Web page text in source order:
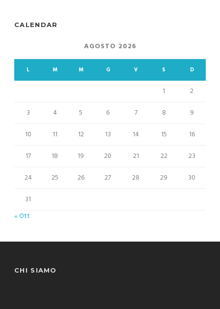
CALENDAR
AGOSTO 2026
L M M G V S D
1
2
3
4 5 6 7 8
9
10
11 12 13 14 15
16
17
18 19 20 21 22
23
24
25 26 27 28 29
30
31
« Ott
CHI SIAMO